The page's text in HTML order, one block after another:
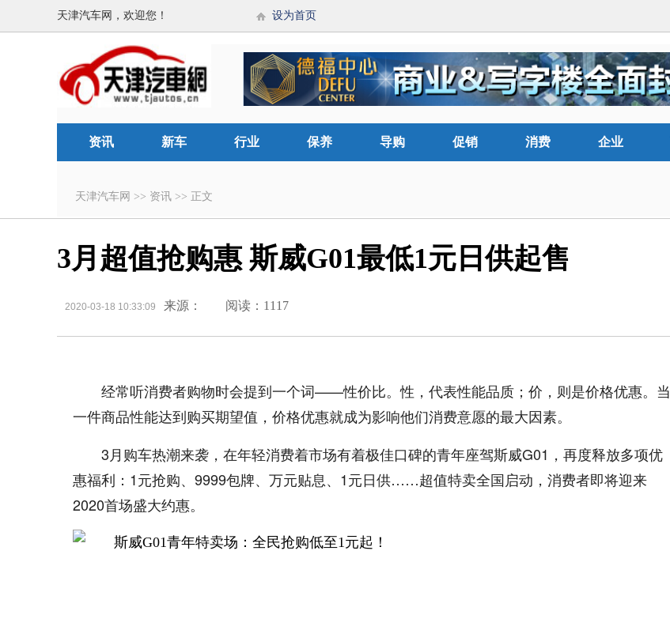
天津汽车网，欢迎您！ 设为首页
资讯 新车 行业 保养 导购 促销 消费 企业
天津汽车网 >> 资讯 >> 正文
3月超值抢购惠 斯威G01最低1元日供起售
2020-03-18 10:33:09 来源： 阅读：1117
经常听消费者购物时会提到一个词——性价比。性，代表性能品质；价，则是价格优惠。当
一件商品性能达到购买期望值，价格优惠就成为影响他们消费意愿的最大因素。
3月购车热潮来袭，在年轻消费着市场有着极佳口碑的青年座驾斯威G01，再度释放多项优
惠福利：1元抢购、9999包牌、万元贴息、1元日供……超值特卖全国启动，消费者即将迎来
2020首场盛大约惠。